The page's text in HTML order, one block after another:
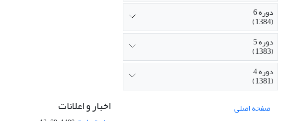
دوره 6
(1384)
دوره 5
(1383)
دوره 4
(1381)
صفحه اصلی
اخبار و اعلانات